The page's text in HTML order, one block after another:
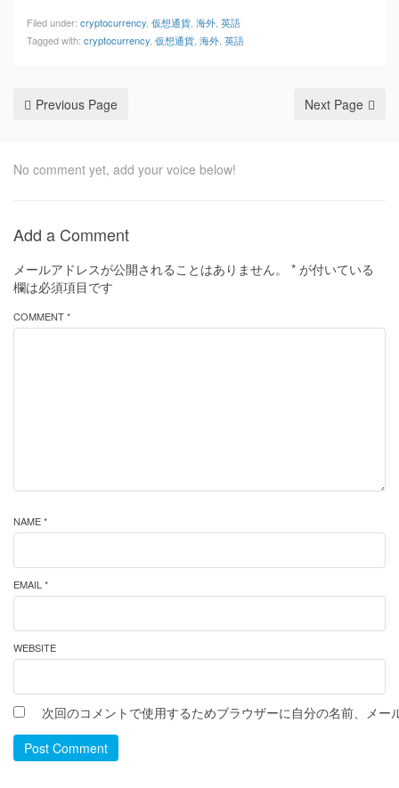
Filed under: cryptocurrency 仮想通貨 海外 英語
Tagged with: cryptocurrency 仮想通貨 海外 英語
Previous Page Next Page
No comment yet, add your voice below!
Add a Comment
メールアドレスが公開されることはありません。 * が付いている
欄は必須項目です
COMMENT *
NAME *
EMAIL *
WEBSITE
次回のコメントで使用するためブラウザーに自分の名前、メー
Post Comment